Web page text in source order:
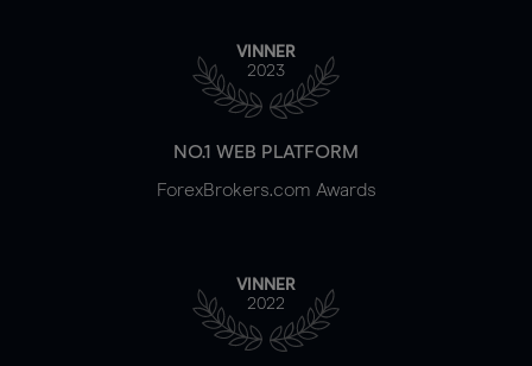
VINNER
2023
NO.1 WEB PLATFORM
ForexBrokers.com Awards
VINNER
2022